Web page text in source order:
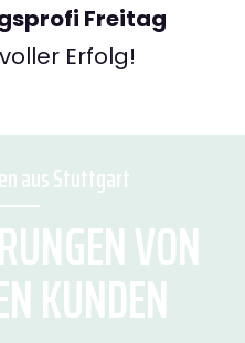
Freitag
Erfolg!
aus Stuttgart
VON
KUNDEN